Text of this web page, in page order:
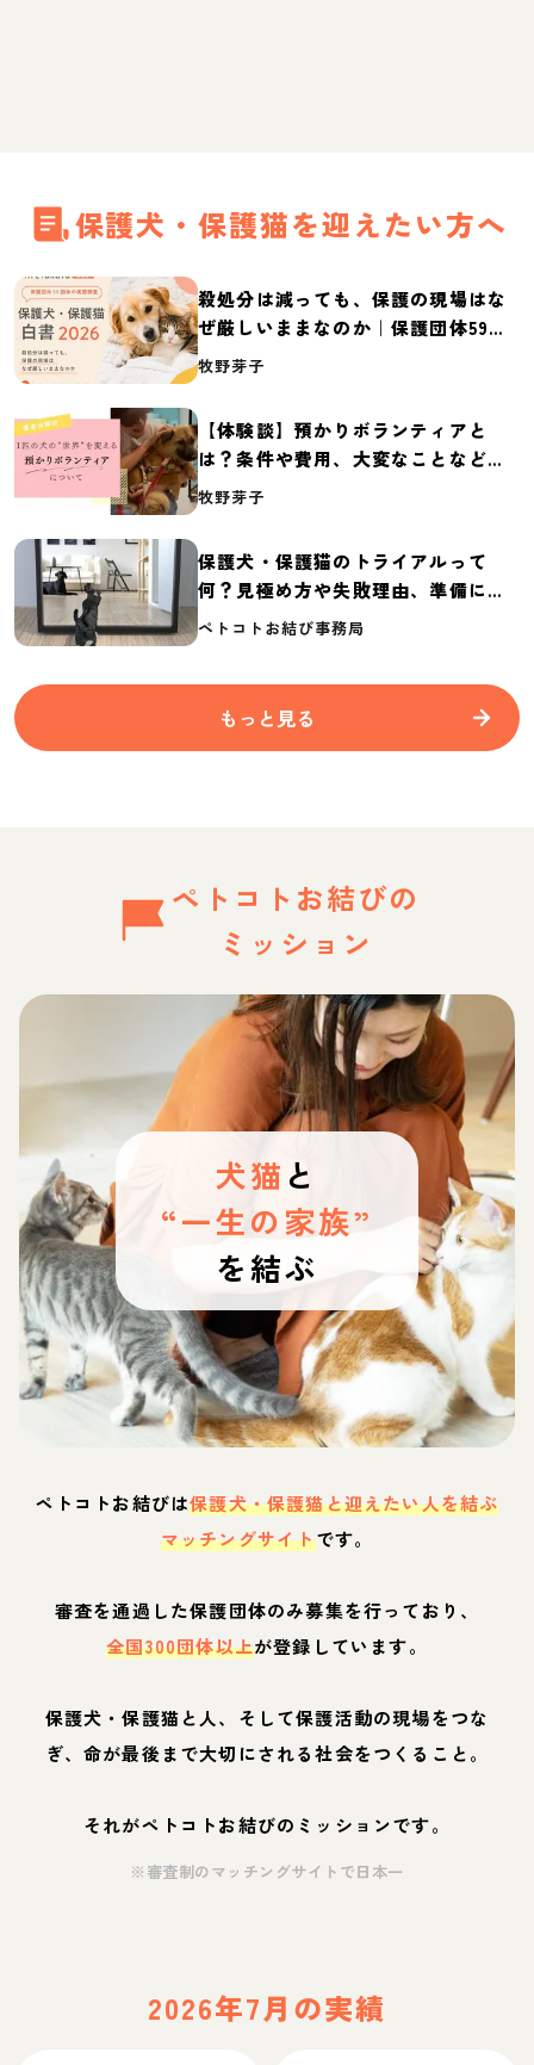
保護犬・保護猫を迎えたい方へ
殺処分は減っても、保護の現場はな
ぜ厳しいままなのか｜保護団体59団
体の実態調査【保護犬・保護猫白書
牧野芽子
【体験談】預かりボランティアと
は？条件や費用、大変なことなど紹
介
牧野芽子
保護犬・保護猫のトライアルって
何？見極め方や失敗理由、準備に必
要なものを紹介
ペトコトお結び事務局
もっと見る
ペトコトお結びの
ミッション
犬猫 と
“一生の家族”
を結ぶ
ペトコトお結びは保護犬・保護猫と迎えたい人を結ぶ
マッチングサイトです。
審査を通過した保護団体のみ募集を行っており、
全国300団体以上が登録しています。
保護犬・保護猫と人、そして保護活動の現場をつな
ぎ、命が最後まで大切にされる社会をつくること。
それがペトコトお結びのミッションです。
※審査制のマッチングサイトで日本一
2026年7月の実績